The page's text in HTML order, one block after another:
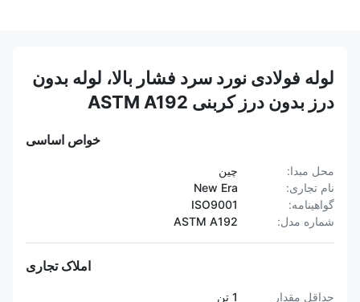
لوله فولادی نورد سرد فشار بالا، لوله بدون
درز بدون درز کربنی ASTM A192
خواص اساسی
محل مبدا:
چین
نام تجاری:
New Era
گواهینامه:
ISO9001
شماره مدل:
ASTM A192
املاک تجاری
حداقل مقدار
1 تن